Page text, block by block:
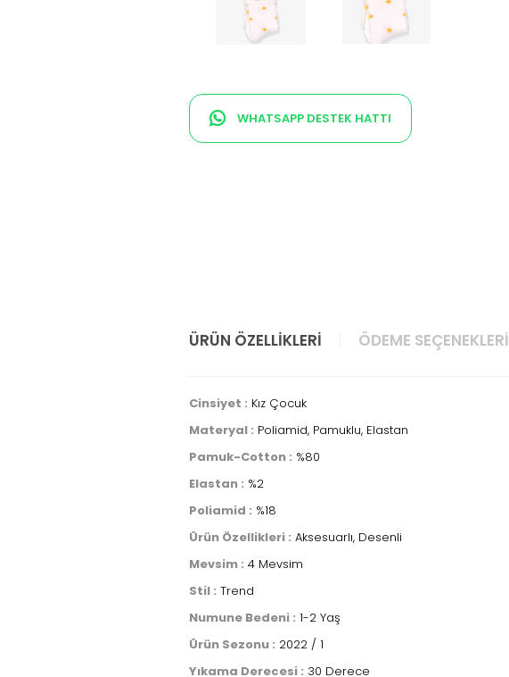
WHATSAPP DESTEK HATTI
ÜRÜN ÖZELLIKLERI ÖDEME SEÇENEKLERI
Cinsiyet : Kız Çocuk
Materyal : Poliamid, Pamuklu, Elastan
Pamuk-Cotton : %80
Elastan : %2
Poliamid : %18
Ürün Özellikleri : Aksesuarlı, Desenli
Mevsim : 4 Mevsim
Stil : Trend
Numune Bedeni : 1-2 Yaş
Ürün Sezonu : 2022 / 1
Yıkama Derecesi : 30 Derece